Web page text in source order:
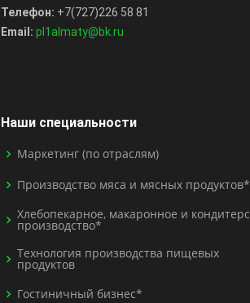
Телефон: +7(727)226 58 81
Email: pl1almaty@bk.ru
Наши специальности
Маркетинг (по отраслям)
Производство мяса и мясных продуктов*
Хлебопекарное, макаронное и
производство*
Технология производства пищевых
продуктов
Гостиничный бизнес*